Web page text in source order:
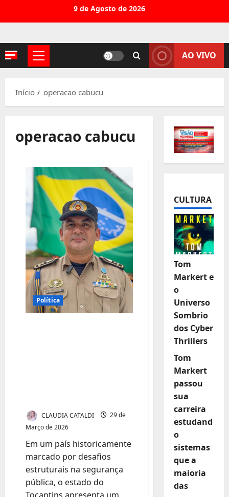
conteúdo
9 de Agosto de 2026
Menu
AO VIVO
Início operacao cabucu
operacao cabucu
Política
CLAUDIA CATALDI
29 de
Março de 2026
Em um país historicamente
marcado por desafios
estruturais na segurança
pública, o estado do
CULTURA
Tom
Markert e
o
Universo
Sombrio
dos Cyber
Thrillers
Tom
Markert
passou
sua
carreira
estudand
o
sistemas
que a
maioria
das